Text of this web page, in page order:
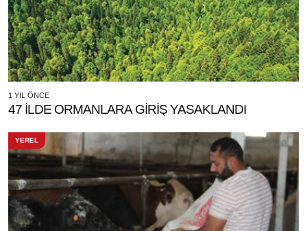
1 YIL ÖNCE
47 İLDE ORMANLARA GİRİŞ YASAKLANDI
YEREL